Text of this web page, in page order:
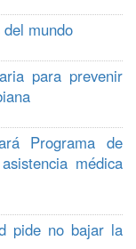
mundo
para prevenir
Programa de
médica
pide no bajar la